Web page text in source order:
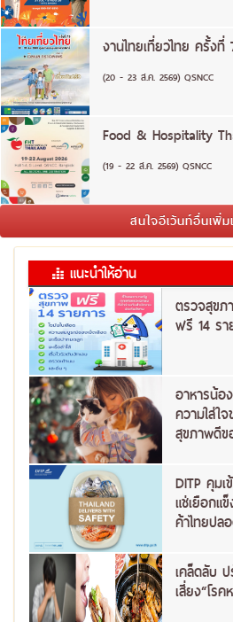
งานไทยเที่ยวไทย ครั้งที่
(20 - 23 ส.ค. 2569) QSNCC
Food & Hospitality
(19 - 22 ส.ค. 2569) QSNCC
สนใจอีเว้นท์อื่นเพิ่
แนะนำให้อ่าน
ตรวจสุขภ
ฟรี 14 รา
อาหารน้อ
ความใส่ใ
สุขภาพดีข
DITP คุม
แช่เยือกแ
ค้าไทยปล
เคล็ดลับ
เสี่ยง“โร